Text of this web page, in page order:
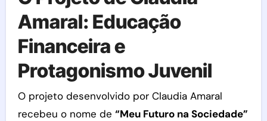
Amaral: Educação
Financeira e
Protagonismo Juvenil
O projeto desenvolvido por Claudia Amaral
recebeu o nome de “Meu Futuro na Sociedade”